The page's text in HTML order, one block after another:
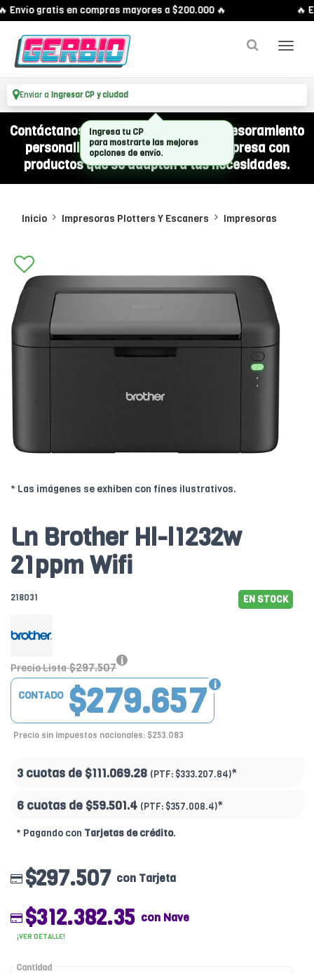
Envío gratis en compras mayores a $200.000 🔥 🔥
Enviar a Ingresar CP y ciudad
Contáctanos por WhatsApp y recibí asesoramiento
personalizado para equipar a tu empresa con
productos que se adapten a tus necesidades.
Inicio Impresoras Plotters Y Escaners Impresoras
* Las imágenes se exhiben con fines ilustrativos.
Ln Brother Hl-l1232w
21ppm Wifi
218031 EN STOCK
Precio Lista $297.507
$279.657
CONTADO
Precio sin impuestos nacionales: $253.083
3 cuotas de $111.069.28 (PTF: $333.207.84)*
6 cuotas de $59.501.4 (PTF: $357.008.4)*
* Pagando con Tarjetas de crédito.
$297.507 con Tarjeta
$312.382.35 con Nave
¡VER DETALLE!
Cantidad